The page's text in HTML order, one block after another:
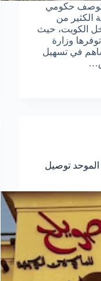
حكومي
الكثير من
الكويت، حيث
وزارة
في تسهيل
توصيل